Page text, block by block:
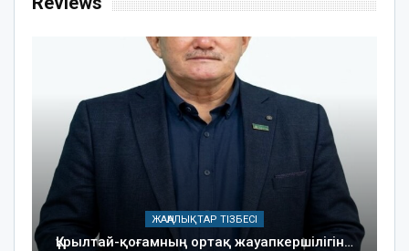
ЖАҢАЛЫҚТАР ТІЗБЕСІ
Құрылтай-қоғамның ортақ жауапкершілігін…